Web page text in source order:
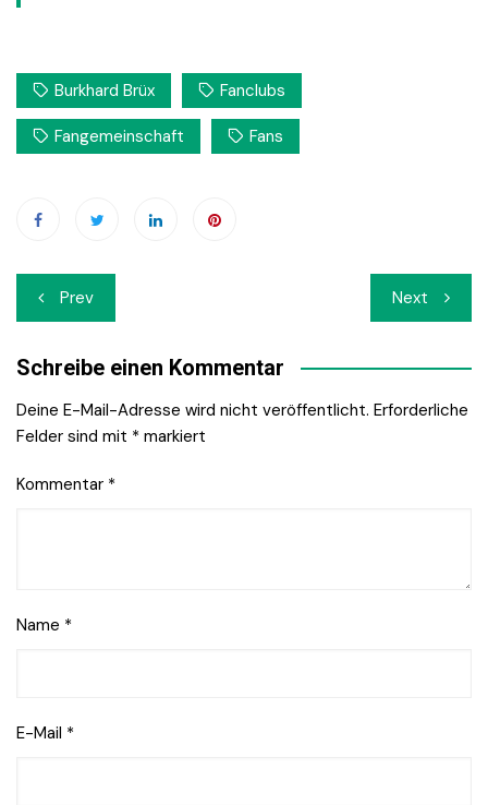
Burkhard Brüx Fanclubs
Fangemeinschaft Fans
Beitrags-
Navigation
Prev Next
Schreibe einen Kommentar
Deine E-Mail-Adresse wird nicht veröffentlicht. Erforderliche
Felder sind mit * markiert
Kommentar *
Name *
E-Mail *